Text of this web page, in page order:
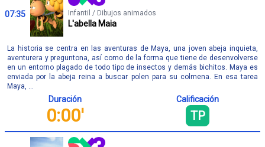
07:35 Infantil / Dibujos animados
L'abella Maia
La historia se centra en las aventuras de Maya, una joven abeja inquieta,
aventurera y preguntona, así como de la forma que tiene de desenvolverse
en un entorno plagado de todo tipo de insectos y demás bichitos. Maya es
enviada por la abeja reina a buscar polen para su colmena. En esa tarea
Maya, ...
Duración
0:00'
Calificación
TP